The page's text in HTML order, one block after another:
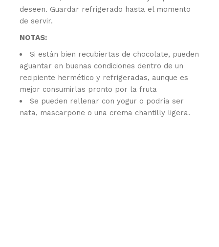
deseen. Guardar refrigerado hasta el momento
de servir.
NOTAS:
Si están bien recubiertas de chocolate, pueden
aguantar en buenas condiciones dentro de un
recipiente hermético y refrigeradas, aunque es
mejor consumirlas pronto por la fruta
Se pueden rellenar con yogur o podría ser
nata, mascarpone o una crema chantilly ligera.